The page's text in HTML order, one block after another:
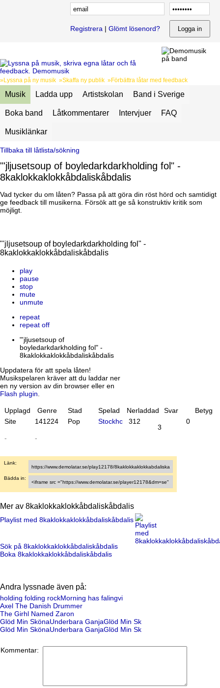
Registrera | Glömt lösenord?
»Lyssna på ny musik »Skaffa ny publik »Förbättra låtar med feedback
Musik Ladda upp Artistskolan Band i Sverige
Boka band Låtkommentarer Intervjuer FAQ
Musiklänkar
Tillbaka till låtlista/sökning
"'jljusetsoup of boyledarkdarkholding fol" -
8kaklokkaklokkåbdaliskåbdalis
Vad tycker du om låten? Passa på att göra din röst hörd och samtidigt
ge feedback till musikerna. Försök att ge så konstruktiv kritik som
möjligt.
"'jljusetsoup of boyledarkdarkholding fol" -
8kaklokkaklokkåbdaliskåbdalis
play
pause
stop
mute
unmute
repeat
repeat off
"'jljusetsoup of
boyledarkdarkholding fol" -
8kaklokkaklokkåbdaliskåbdalis
Uppdatera för att spela låten!
Musikspelaren kräver att du laddar ner
en ny version av din browser eller en
Flash plugin.
Upplagd Genre Stad Spelad Nerladdad Svar
Betyg
Site
141224 Pop Stockholm312
3
0
- -
Länk:
Bädda in:
Mer av 8kaklokkaklokkåbdaliskåbdalis
Playlist med 8kaklokkaklokkåbdaliskåbdalis
Sök på 8kaklokkaklokkåbdaliskåbdalis
Boka 8kaklokkaklokkåbdaliskåbdalis
Andra lyssnade även på:
holding folding rockMorning has falingvi
Axel The Danish Drummer
The Girhl Named Zaron
Glöd Min SkönaUnderbara GanjaGlöd Min Sk
Glöd Min SkönaUnderbara GanjaGlöd Min Sk
Kommentar: